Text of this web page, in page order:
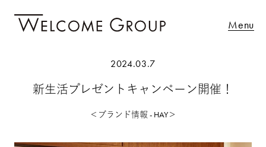
Menu
2024.03.7
新生活プレゼントキャンペーン開催！
＜ブランド情報 - HAY＞